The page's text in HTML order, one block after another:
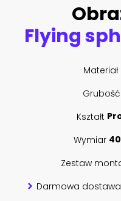
Materiał
Grubość
Kształt
Wymiar
Zestaw
Darmowa